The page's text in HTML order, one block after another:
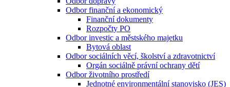
Odbor finanční a ekonomický
Finanční dokumenty
Rozpočty PO
Odbor investic a městského majetku
Bytová oblast
Odbor sociálních věcí, školství a zdravotnictví
Orgán sociálně právní ochrany dětí
Odbor životního prostředí
Jednotné environmentální stanovisko (JES)